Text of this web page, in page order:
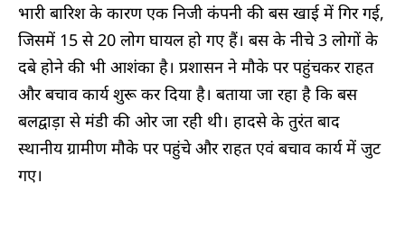
भारी बारिश के कारण एक निजी कंपनी की बस खाई में गिर गई,
जिसमें 15 से 20 लोग घायल हो गए हैं। बस के नीचे 3 लोगों के
दबे होने की भी आशंका है। प्रशासन ने मौके पर पहुंचकर राहत
और बचाव कार्य शुरू कर दिया है। बताया जा रहा है कि बस
बलद्वाड़ा से मंडी की ओर जा रही थी। हादसे के तुरंत बाद
स्थानीय ग्रामीण मौके पर पहुंचे और राहत एवं बचाव कार्य में जुट
गए।